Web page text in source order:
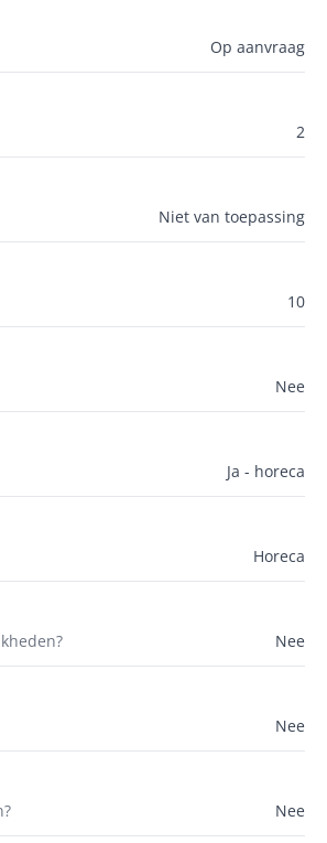
Op aanvraag
2
Niet van toepassing
10
Nee
Ja - horeca
Horeca
Nee
Nee
Nee